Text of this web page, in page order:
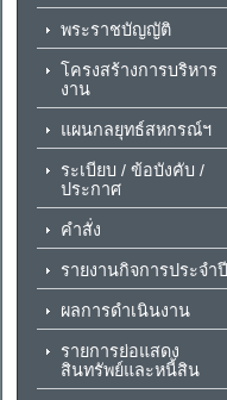
พระราชบัญญัติ
โครงสร้างการบริหาร
งาน
แผนกลยุทธ์สหกรณ์ฯ
ระเบียบ / ข้อบังคับ /
ประกาศ
คำสั่ง
รายงานกิจการประจำปี
ผลการดำเนินงาน
รายการย่อแสดง
สินทรัพย์และหนี้สิน